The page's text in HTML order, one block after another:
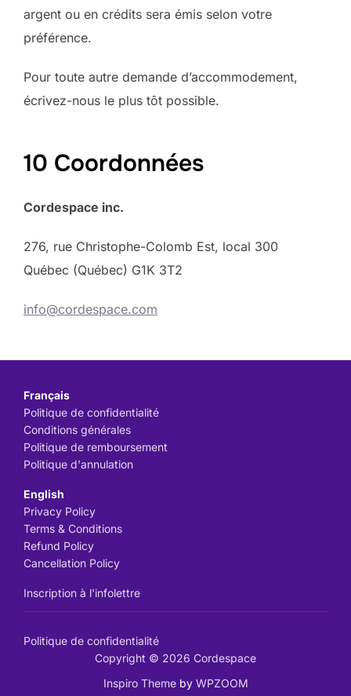
argent ou en crédits sera émis selon votre
préférence.
Pour toute autre demande d’accommodement,
écrivez-nous le plus tôt possible.
10 Coordonnées
Cordespace inc.
276, rue Christophe-Colomb Est, local 300
Québec (Québec) G1K 3T2
info@cordespace.com
Français
Politique de confidentialité
Conditions générales
Politique de remboursement
Politique d'annulation
English
Privacy Policy
Terms & Conditions
Refund Policy
Cancellation Policy
Inscription à l'infolettre
Politique de confidentialité
Copyright © 2026 Cordespace
Inspiro Themeby WPZOOM